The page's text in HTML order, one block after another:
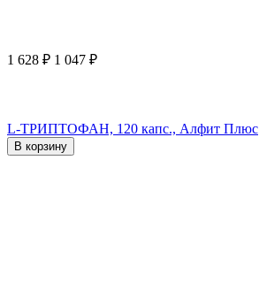
1 628 ₽ 1 047 ₽
L-ТРИПТОФАН, 120 капс., Алфит Плюс
В корзину